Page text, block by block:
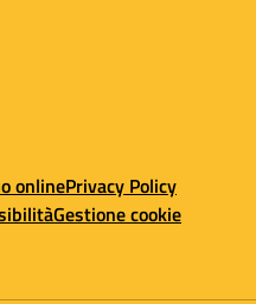
onlinePrivacy Policy
Gestione cookie